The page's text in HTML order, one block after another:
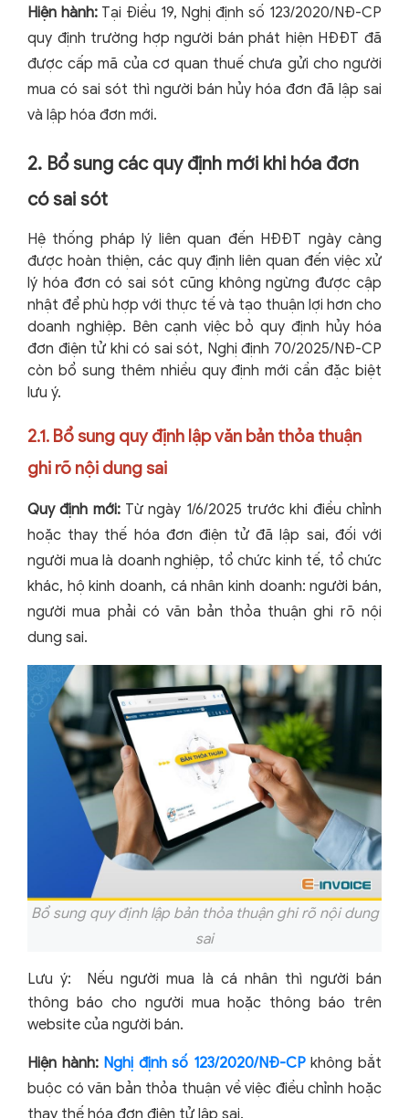
Hiện hành:Tại Điều 19, Nghị định số 123/2020/NĐ-CP
quy định trường hợp người bán phát hiện HĐĐT đã
được cấp mã của cơ quan thuế chưa gửi cho người
mua có sai sót thì người bán hủy hóa đơn đã lập sai
và lập hóa đơn mới.
2. Bổ sung các quy định mới khi hóa đơn
có sai sót
Hệ thống pháp lý liên quan đến HĐĐT ngày càng
được hoàn thiện, các quy định liên quan đến việc xử
lý hóa đơn có sai sót cũng không ngừng được cập
nhật để phù hợp với thực tế và tạo thuận lợi hơn cho
doanh nghiệp. Bên cạnh việc bỏ quy định hủy hóa
đơn điện tử khi có sai sót, Nghị định 70/2025/NĐ-CP
còn bổ sung thêm nhiều quy định mới cần đặc biệt
lưu ý.
2.1. Bổ sung quy định lập văn bản thỏa thuận
ghi rõ nội dung sai
Quy định mới: Từ ngày 1/6/2025 trước khi điều chỉnh
hoặc thay thế hóa đơn điện tử đã lập sai, đối với
người mua là doanh nghiệp, tổ chức kinh tế, tổ chức
khác, hộ kinh doanh, cá nhân kinh doanh: người bán,
người mua phải có văn bản thỏa thuận ghi rõ nội
dung sai.
Bổ sung quy định lập bản thỏa thuận ghi rõ nội dung
sai
Lưu ý:
Nếu người mua là cá nhân thì người bán
thông báo cho người mua hoặc thông báo trên
website của người bán.
Hiện hành: Nghị định số 123/2020/NĐ-CPkhông bắt
buộc có văn bản thỏa thuận về việc điều chỉnh hoặc